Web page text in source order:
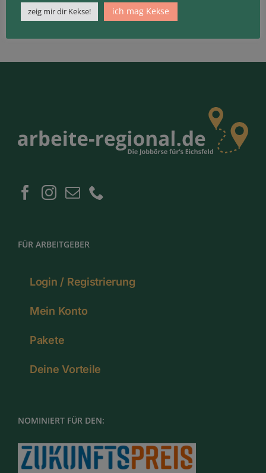
FÜR ARBEITGEBER
Login / Registrierung
Mein Konto
Pakete
Deine Vorteile
NOMINIERT FÜR DEN:
zeig mir dir Kekse! ich mag Kekse